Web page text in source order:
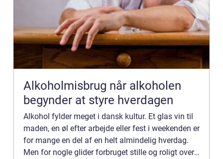
Alkoholmisbrug når alkoholen
begynder at styre hverdagen
Alkohol fylder meget i dansk kultur. Et glas vin til
maden, en øl efter arbejde eller fest i weekenden er
for mange en del af en helt almindelig hverdag.
Men for nogle glider forbruget stille og roligt over i